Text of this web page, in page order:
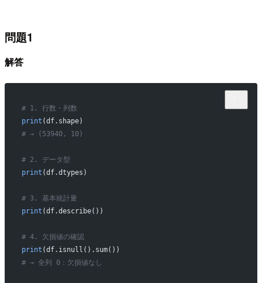
問題1
解答
# 1. 行数・列数
print (df.shape)
# → (53940, 10)
# 2. データ型
print (df.dtypes)
# 3. 基本統計量
print (df.describe())
# 4. 欠損値の確認
print (df.isnull().sum())
# → 全列 0：欠損値なし